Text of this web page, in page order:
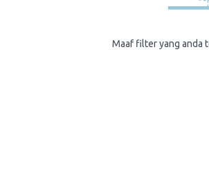
Maaf filter yang anda